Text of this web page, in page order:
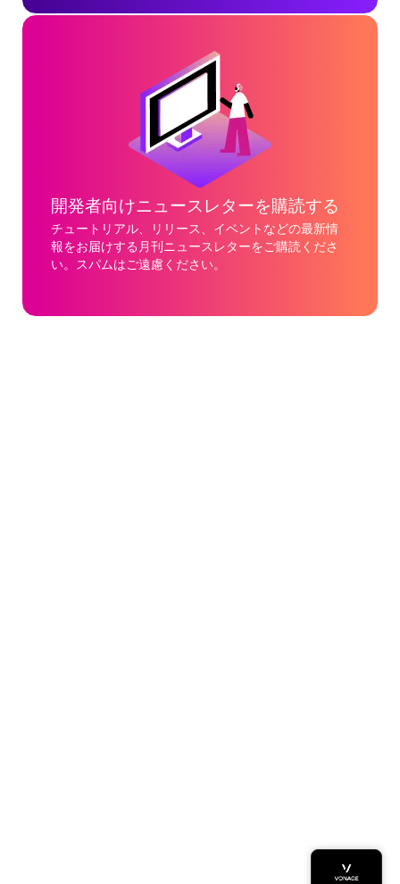
開発者向けニュースレターを購読する
チュートリアル、リリース、イベントなどの最新情
報をお届けする月刊ニュースレターをご購読くださ
い。スパムはご遠慮ください。